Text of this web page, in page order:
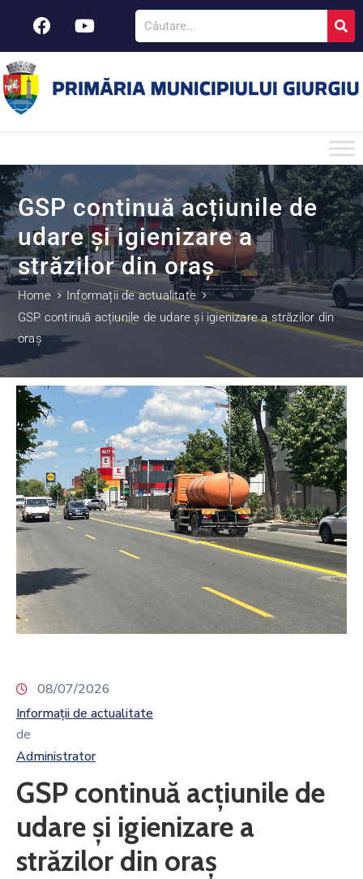
GSP continuă acțiunile de
udare și igienizare a
străzilor din oraș
Home
Informații de actualitate
GSP continuă acțiunile de udare și igienizare a străzilor din
oraș
08/07/2026
Informații de actualitate
de
Administrator
GSP continuă acțiunile de
udare și igienizare a
străzilor din oraș